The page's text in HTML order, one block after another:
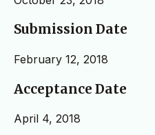
Submission Date
February 12, 2018
Acceptance Date
April 4, 2018